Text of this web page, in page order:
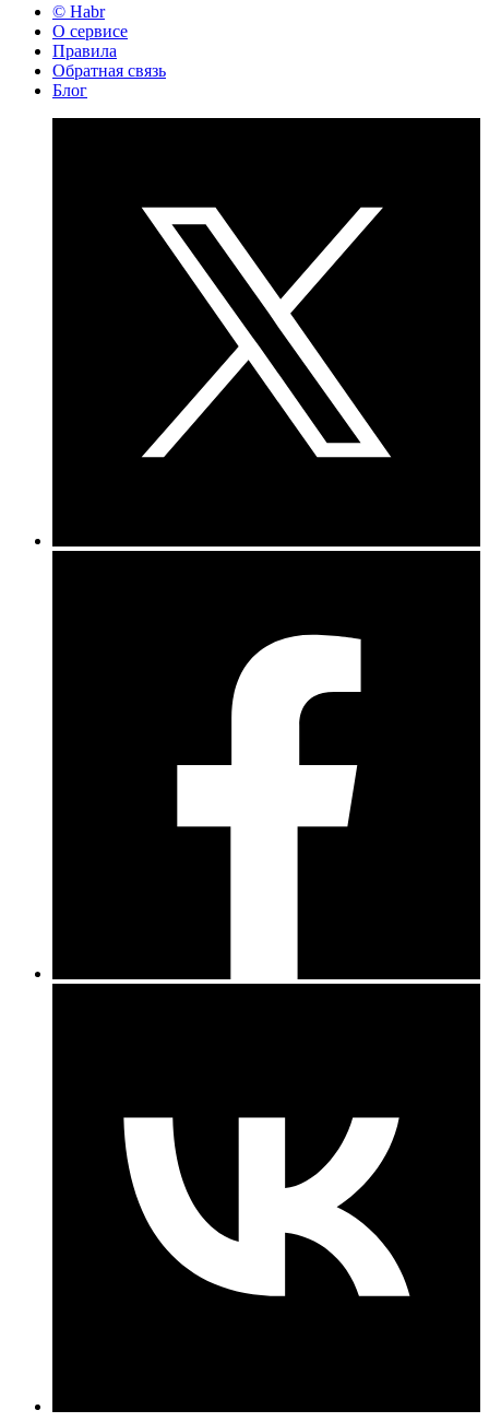
© Habr
О сервисе
Правила
Обратная связь
Блог